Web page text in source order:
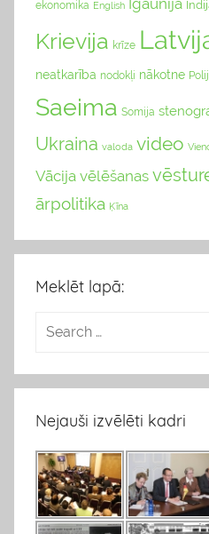
ekonomika English Igaunija
Krievija krīze
neatkarība nodokļi nākotne
Saeima Somija
Ukraina valoda video
Vācija vēlēšanas
ārpolitika Ķīna
Meklēt lapā:
Nejauši izvēlēti kadri